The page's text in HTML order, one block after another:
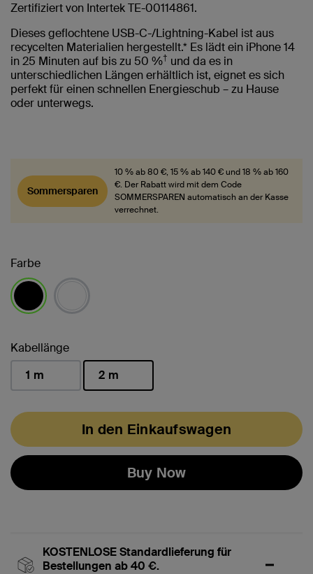
Zertifiziert von Intertek TE-00114861.
Dieses geflochtene USB-C-/Lightning-Kabel ist aus
recycelten Materialien hergestellt.* Es lädt ein iPhone 14
in 25 Minuten auf bis zu 50 %† und da es in
unterschiedlichen Längen erhältlich ist, eignet es sich
perfekt für einen schnellen Energieschub – zu Hause
oder unterwegs.
Sommersparen
10 % ab 80 €, 15 % ab 140 € und 18 % ab 160
€. Der Rabatt wird mit dem Code
SOMMERSPAREN automatisch an der Kasse
verrechnet.
Farbe
Kabellänge
1 m
2 m
In den Einkaufswagen
Buy Now
KOSTENLOSE Standardlieferung für
Bestellungen ab 40 €.